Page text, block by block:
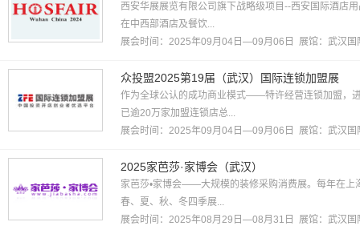
西安华展展览有限公司旗下战略级项目--西安国际酒店
在中西部酒店及餐饮...
展会时间：2025年09月04日—09月06日 展馆： 武汉国
众投盟2025第19届（武汉）国际连锁加盟展
作为全球公认的成功商业模式——特许经营连锁加盟，
已逾20万家加盟连锁店总...
展会时间：2025年09月04日—09月06日 展馆： 武汉国
2025家芭莎·家博会（武汉）
家芭莎•家博会——大规模的装修采购消费展。每年在上
春、夏、秋、冬四季展...
展会时间：2025年08月29日—08月31日 展馆： 武汉国